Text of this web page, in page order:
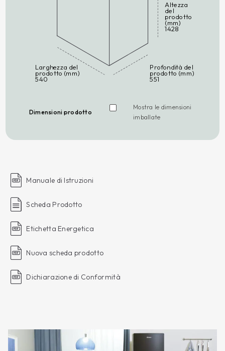
Altezza
del
prodotto
(mm)
1428
Profondità del
prodotto (mm)
551
Larghezza del
prodotto (mm)
540
Dimensioni prodotto
Mostra le dimensioni
imballate
Manuale di Istruzioni
Scheda Prodotto
Etichetta Energetica
Nuova scheda prodotto
Dichiarazione di Conformità